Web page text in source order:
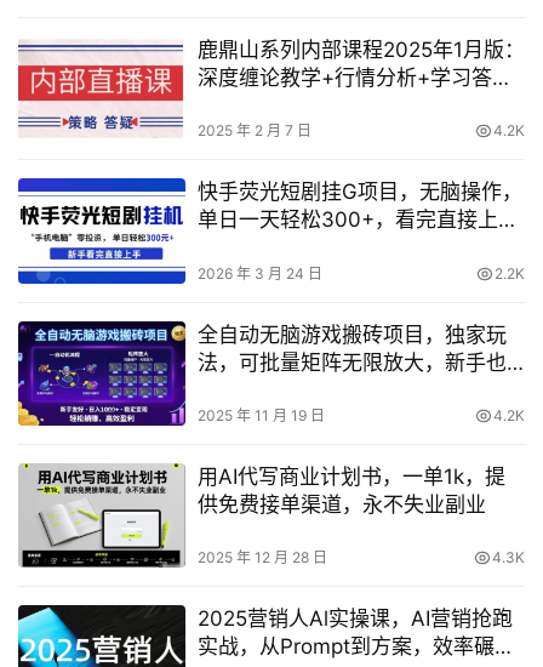
鹿鼎山系列内部课程2025年1月版：
深度缠论教学+行情分析+学习答疑
2025 年 2 月 7 日 4.2K
快手荧光短剧挂G项目，无脑操作，
单日一天轻松300+，看完直接上手
2026 年 3 月 24 日 2.2K
全自动无脑游戏搬砖项目，独家玩
法，可批量矩阵无限放大，新手也
2025 年 11 月 19 日 4.2K
用AI代写商业计划书，一单1k，提
供免费接单渠道，永不失业副业
2025 年 12 月 28 日 4.3K
2025营销人Al实操课，AI营销抢跑
实战，从Prompt到方案，效率碾压